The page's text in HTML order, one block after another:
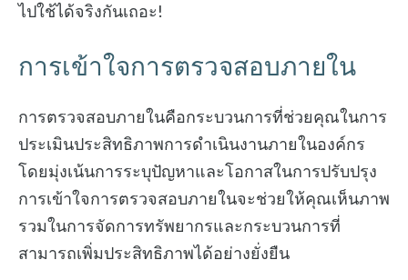
ไปใช้ได้จริงกันเถอะ!
การเข้าใจการตรวจสอบภายใน
การตรวจสอบภายในคือกระบวนการที่ช่วยคุณในการ
ประเมินประสิทธิภาพการดำเนินงานภายในองค์กร
โดยมุ่งเน้นการระบุปัญหาและโอกาสในการปรับปรุง
การเข้าใจการตรวจสอบภายในจะช่วยให้คุณเห็นภาพ
รวมในการจัดการทรัพยากรและกระบวนการที่
สามารถเพิ่มประสิทธิภาพได้อย่างยั่งยืน